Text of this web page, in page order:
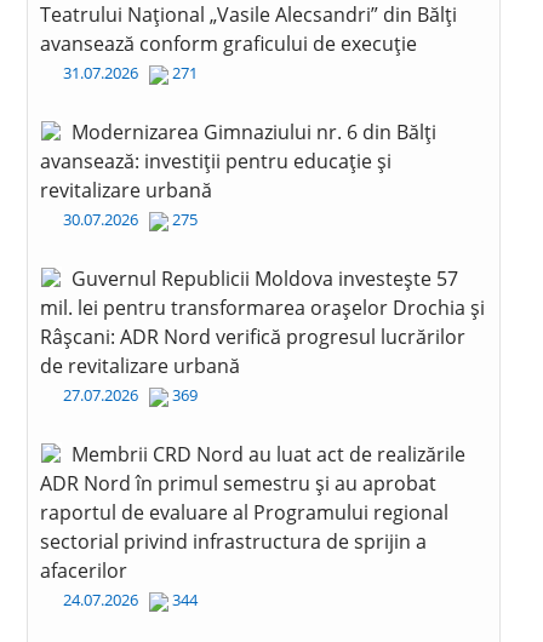
Teatrului Național „Vasile Alecsandri” din Bălți
avansează conform graficului de execuție
31.07.2026 271
Modernizarea Gimnaziului nr. 6 din Bălți
avansează: investiții pentru educație și
revitalizare urbană
30.07.2026 275
Guvernul Republicii Moldova investește 57
mil. lei pentru transformarea orașelor Drochia și
Râșcani: ADR Nord verifică progresul lucrărilor
de revitalizare urbană
27.07.2026 369
Membrii CRD Nord au luat act de realizările
ADR Nord în primul semestru și au aprobat
raportul de evaluare al Programului regional
sectorial privind infrastructura de sprijin a
afacerilor
24.07.2026 344